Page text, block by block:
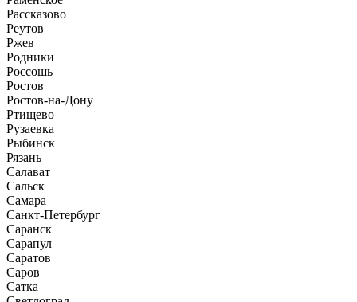
Рассказово
Реутов
Ржев
Родники
Россошь
Ростов
Ростов-на-Дону
Ртищево
Рузаевка
Рыбинск
Рязань
Салават
Сальск
Самара
Санкт-Петербург
Саранск
Сарапул
Саратов
Саров
Сатка